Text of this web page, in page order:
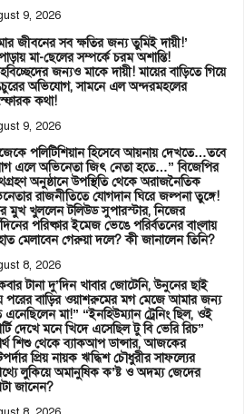
9, 2026
জীবনের সব ক্ষতির জন্য তুমিই দায়ী!’
মা-ছেলের সম্পর্কে চরম অশান্তি!
জন্যও মাকে দায়ী! মায়ের বাড়িতে গিয়ে
অভিযোগ, সামনে এল অন্দরমহলের
কথা!
9, 2026
পলিটিশিয়ান হিসেবে আয়নায় দেখতে…তবে
এলে অভিনেতা জিৎ নেতা হতে…” বিজেপির
অনুষ্ঠানে উপস্থিতি থেকে অরাজনৈতিক
রাজনীতিতে যোগদান ঘিরে জল্পনা তুঙ্গে!
মুখ খুললেন টলিউড সুপারস্টার, নিজের
পরিষ্কার ইমেজ ভেঙে পরির্বতনের বাংলায়
মেলাবেন গেরুয়া দলে? কী জানালেন তিনি?
8, 2026
টানা দু’দিন খাবার জোটেনি, উনুনের ছাই
পরের বাড়ির ওয়াশরুমের মগ মেজে আমার জন্য
এনেছিলেন মা!” “ইনহিউম্যান ট্রেনিং ছিল, ওই
দেখে মনে খিদে এসেছিল টু বি ভেরি রিচ”
শিশু থেকে ব্যাকআপ ডান্সার, আজকের
প্রিয় নায়ক ঋদ্ধিশ চৌধুরীর সাফল্যের
লুকিয়ে অমানুষিক ক’ষ্ট ও অদম্য জেদের
জানেন?